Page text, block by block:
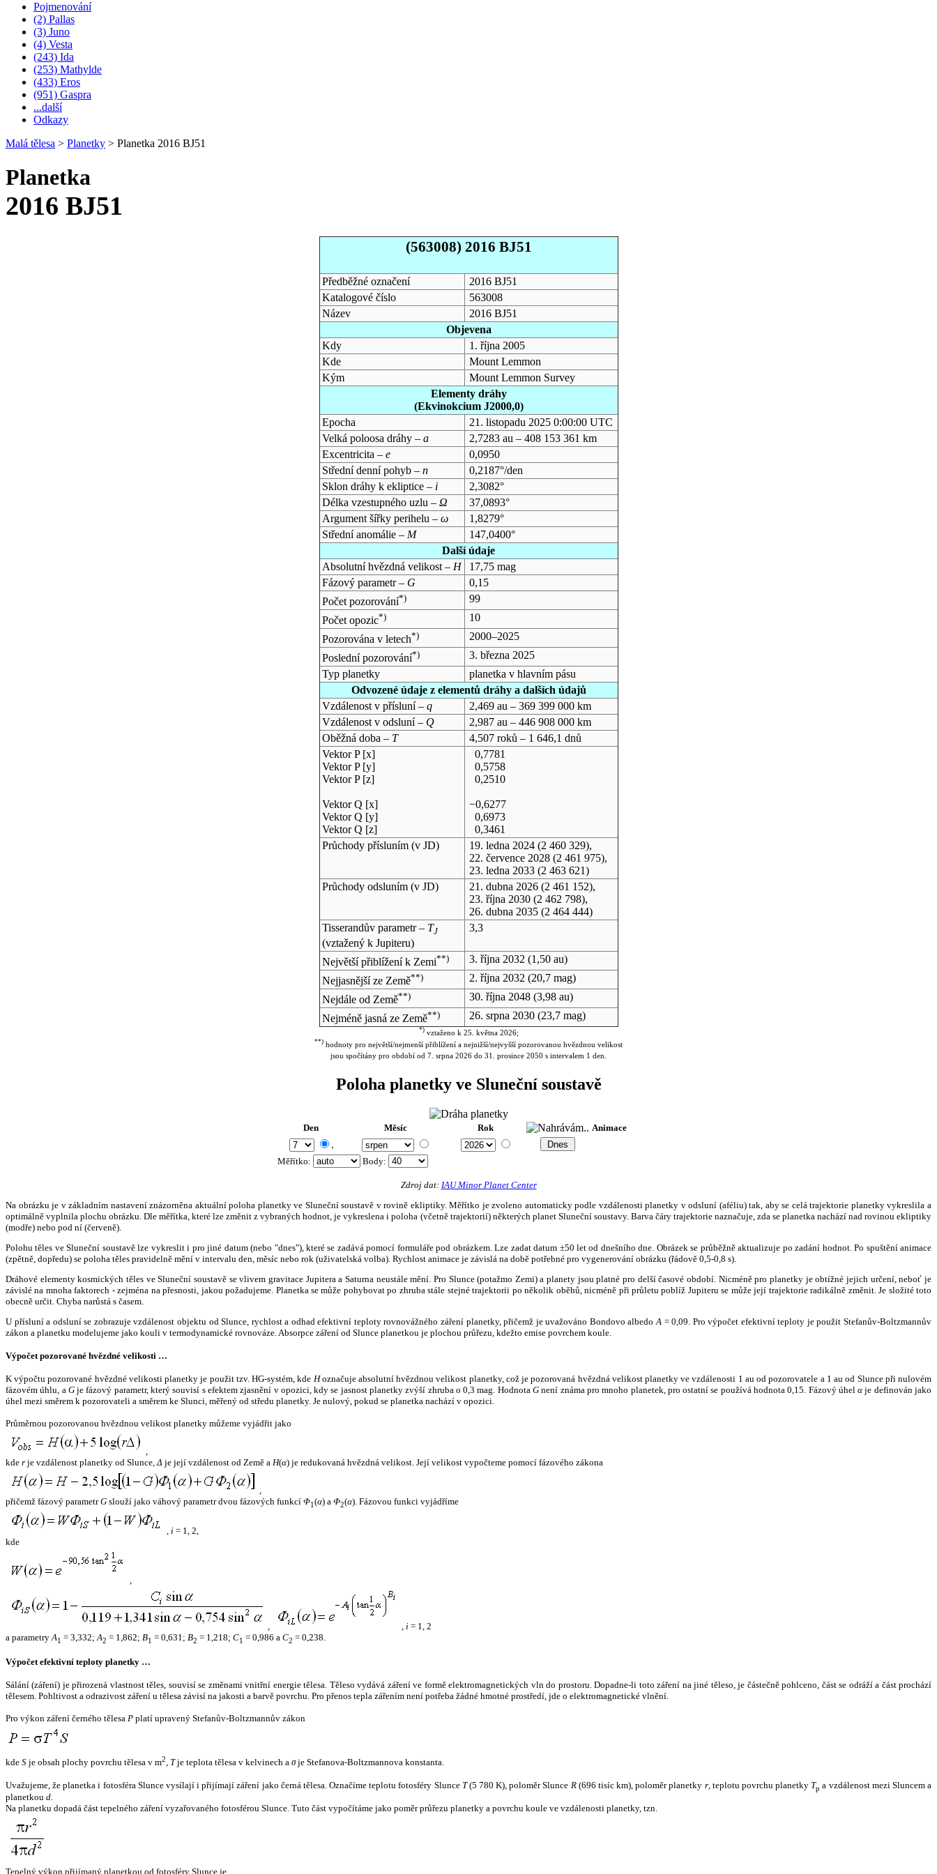
Pojmenování
(2) Pallas
(3) Juno
(4) Vesta
(243) Ida
(253) Mathylde
(433) Eros
(951) Gaspra
...další
Odkazy
Malá tělesa > Planetky > Planetka 2016 BJ51
Planetka
2016 BJ51
(563008) 2016 BJ51
Předběžné označení
2016 BJ51
Katalogové číslo
563008
Název
2016 BJ51
Objevena
Kdy
1. října 2005
Kde
Mount Lemmon
Kým
Mount Lemmon Survey
Elementy dráhy
(Ekvinokcium J2000,0)
Epocha
21. listopadu 2025 0:00:00 UTC
Velká poloosa dráhy – a
2,7283 au – 408 153 361 km
Excentricita – e
0,0950
Střední denní pohyb – n
0,2187°/den
Sklon dráhy k ekliptice – i
2,3082°
Délka vzestupného uzlu – Ω
37,0893°
Argument šířky perihelu – ω
1,8279°
Střední anomálie – M
147,0400°
Další údaje
Absolutní hvězdná velikost – H
17,75 mag
Fázový parametr – G
0,15
Počet pozorování*)
99
Počet opozic*)
10
Pozorována v letech*)
2000–2025
Poslední pozorování*)
3. března 2025
Typ planetky
planetka v hlavním pásu
Odvozené údaje z elementů dráhy a dalších údajů
Vzdálenost v přísluní – q
2,469 au – 369 399 000 km
Vzdálenost v odsluní – Q
2,987 au – 446 908 000 km
Oběžná doba – T
4,507 roků – 1 646,1 dnů
Vektor P [x]
Vektor P [y]
Vektor P [z]
Vektor Q [x]
Vektor Q [y]
Vektor Q [z]
0,7781
0,5758
0,2510
−0,6277
0,6973
0,3461
Průchody přísluním (v JD) 19. ledna 2024(2 460 329),
22. července 2028(2 461 975),
23. ledna 2033(2 463 621)
Průchody odsluním (v JD) 21. dubna 2026(2 461 152),
23. října 2030(2 462 798),
26. dubna 2035(2 464 444)
Tisserandův parametr – TJ
(vztažený k Jupiteru)
3,3
Největší přiblížení k Zemi**) 3. října 2032 (1,50 au)
Nejjasnější ze Země**) 2. října 2032 (20,7 mag)
Nejdále od Země**) 30. října 2048(3,98 au)
Nejméně jasná ze Země**) 26. srpna 2030(23,7 mag)
*)vztaženo k 25. května 2026;
**) hodnoty pro největší/nejmenší přiblížení a nejnižší/nejvyšší pozorovanou hvězdnou velikost
jsou spočítány pro období od 7. srpna 2026 do 31. prosince 2050 s intervalem 1 den.
Poloha planetky ve Sluneční soustavě
Den Měsíc Rok Animace
.
Měřítko: Body:
Zdroj dat: IAU Minor Planet Center
Na obrázku je v základním nastavení znázorněna aktuální poloha planetky ve Sluneční soustavě v rovině ekliptiky. Měřítko je zvoleno automaticky podle vzdálenosti planetky v odsluní (aféliu) tak, aby se celá trajektorie planetky vykreslila a
optimálně vyplnila plochu obrázku. Dle měřítka, které lze změnit z vybraných hodnot, je vykreslena i poloha (včetně trajektorií) některých planet Sluneční soustavy. Barva čáry trajektorie naznačuje, zda se planetka nachází nad rovinou ekliptiky
(modře) nebo pod ní (červeně).
Polohu těles ve Sluneční soustavě lze vykreslit i pro jiné datum (nebo "dnes"), které se zadává pomocí formuláře pod obrázkem. Lze zadat datum ±50 let od dnešního dne. Obrázek se průběžně aktualizuje po zadání hodnot. Po spuštění animace
(zpětně, dopředu) se poloha těles pravidelně mění v intervalu den, měsíc nebo rok (uživatelská volba). Rychlost animace je závislá na době potřebné pro vygenerování obrázku (řádově 0,5-0,8 s).
Dráhové elementy kosmických těles ve Sluneční soustavě se vlivem gravitace Jupitera a Saturna neustále mění. Pro Slunce (potažmo Zemi) a planety jsou platné pro delší časové období. Nicméně pro planetky je obtížné jejich určení, neboť je
závislé na mnoha faktorech - zejména na přesnosti, jakou požadujeme. Planetka se může pohybovat po zhruba stále stejné trajektorii po několik oběhů, nicméně při průletu poblíž Jupiteru se může její trajektorie radikálně změnit. Je složité toto
obecně určit. Chyba narůstá s časem.
U přísluní a odsluní se zobrazuje vzdálenost objektu od Slunce, rychlost a odhad efektivní teploty rovnovážného záření planetky, přičemž je uvažováno Bondovo albedo A = 0,09. Pro výpočet efektivní teploty je použit Stefanův-Boltzmannův
zákon a planetku modelujeme jako kouli v termodynamické rovnováze. Absorpce záření od Slunce planetkou je plochou průřezu, kdežto emise povrchem koule.
Výpočet pozorované hvězdné velikosti …
K výpočtu pozorované hvězdné velikosti planetky je použit tzv. HG-systém, kde Hoznačuje absolutní hvězdnou velikost planetky, což je pozorovaná hvězdná velikost planetky ve vzdálenosti 1 au od pozorovatele a 1 au od Slunce při nulovém
fázovém úhlu, a Gje fázový parametr, který souvisí s efektem zjasnění v opozici, kdy se jasnost planetky zvýší zhruba o 0,3 mag. HodnotaG není známa pro mnoho planetek, pro ostatní se používá hodnota 0,15. Fázový úhelα je definován jako
úhel mezi směrem k pozorovateli a směrem ke Slunci, měřený od středu planetky. Je nulový, pokud se planetka nachází v opozici.
Průměrnou pozorovanou hvězdnou velikost planetky můžeme vyjádřit jako
,
kde r je vzdálenost planetky od Slunce,Δ je její vzdálenost od Země a H(α) je redukovaná hvězdná velikost. Její velikost vypočteme pomocí fázového zákona
,
přičemž fázový parametrG slouží jako váhový parametr dvou fázových funkcí Φ1(α) a Φ2(α). Fázovou funkci vyjádříme
, i = 1, 2,
kde
,
, , i = 1, 2
a parametryA1 = 3,332;A2 = 1,862; B1 = 0,631; B2 = 1,218; C1 = 0,986 a C2 = 0,238.
Výpočet efektivní teploty planetky …
Sálání (záření) je přirozená vlastnost těles, souvisí se změnami vnitřní energie tělesa. Těleso vydává záření ve formě elektromagnetických vln do prostoru. Dopadne-li toto záření na jiné těleso, je částečně pohlceno, část se odráží a část prochází
tělesem. Pohltivost a odrazivost záření u tělesa závisí na jakosti a barvě povrchu. Pro přenos tepla zářením není potřeba žádné hmotné prostředí, jde o elektromagnetické vlnění.
Pro výkon záření černého tělesa P platí upravený Stefanův-Boltzmannův zákon
kde S je obsah plochy povrchu tělesa v m2, Tje teplota tělesa v kelvinech a σje Stefanova-Boltzmannova konstanta.
Uvažujeme, že planetka i fotosféra Slunce vysílají i přijímají záření jako černá tělesa. Označíme teplotu fotosféry Slunce T(5 780 K), poloměr Slunce R(696 tisíc km), poloměr planetky r, teplotu povrchu planetky Tp a vzdálenost mezi Sluncem a
planetkou d.
Na planetku dopadá část tepelného záření vyzařovaného fotosférou Slunce. Tuto část vypočítáme jako poměr průřezu planetky a povrchu koule ve vzdálenosti planetky, tzn.
Tepelný výkon přijímaný planetkou od fotosféry Slunce je